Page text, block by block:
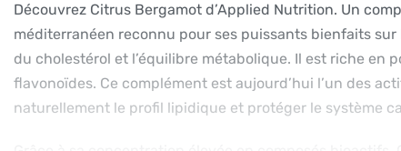
Découvrez Citrus Bergamot d’Applied Nutrition. Un
méditerranéen reconnu pour ses puissants bienfaits
du cholestérol et l’équilibre métabolique. Il est riche en
flavonoïdes. Ce complément est aujourd’hui l’un des
naturellement le profil lipidique et protéger le système